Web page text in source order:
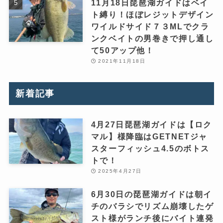
11月18日琵琶湖ガイドはベイ
ト縛り！ほぼレジットデザイン
ワイルドサイド７３MLでクラ
ンクベイトの男巻きで押し通し
て50アップ他！
2021年11月18日
新着記事
4月27日琵琶湖ガイドは【ロク
マル】様降臨はGETNETジャ
スターフィッシュ4.5のボトス
トで！
2025年4月27日
6月30日の琵琶湖ガイドは朝イ
チのバラシでリズム崩壊したゲ
スト様がランチ後にバイト連発